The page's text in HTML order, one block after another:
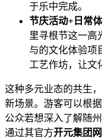
于乐中完成。
节庆活动+日常体
里寻根节这一高
与的文化体验项
工艺作坊，让文
这种多元业态的共生
新场景。游客可以根
公众若想深入了解随
通过其官方开元集团